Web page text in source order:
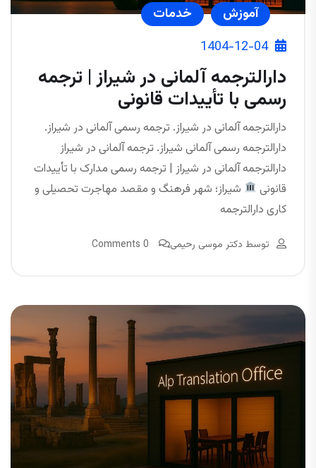
آموزش
خدمات
1404-12-04
دارالترجمه آلمانی در شیراز | ترجمه
رسمی با تأییدات قانونی
دارالترجمه آلمانی در شیراز. ترجمه رسمی آلمانی در شیراز.
دارالترجمه رسمی آلمانی شیراز. ترجمه آلمانی در شیراز
دارالترجمه آلمانی در شیراز | ترجمه رسمی مدارک با تأییدات
قانونی
شیراز؛ شهر فرهنگ و مقصد مهاجرت تحصیلی و
کاری دارالترجمه
توسط دکتر موسی رحیمی 0 Comments